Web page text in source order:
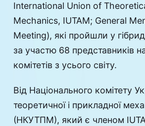
International Union of
Mechanics, IUTAM; General
Meeting), які пройшли у
за участю 68 представників
комітетів з усього світу.
Від Національного комітету
теоретичної і прикладної
(НКУТПМ), який є членом